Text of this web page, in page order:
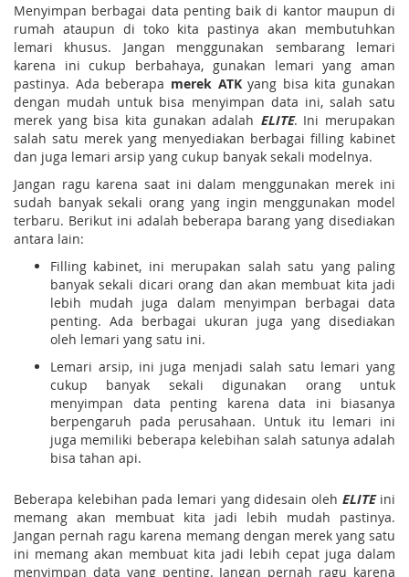
Menyimpan berbagai data penting baik di kantor maupun di
rumah ataupun di toko kita pastinya akan membutuhkan
lemari khusus. Jangan menggunakan sembarang lemari
karena ini cukup berbahaya, gunakan lemari yang aman
pastinya. Ada beberapa merek ATKyang bisa kita gunakan
dengan mudah untuk bisa menyimpan data ini, salah satu
merek yang bisa kita gunakan adalah ELITE. Ini merupakan
salah satu merek yang menyediakan berbagai filling kabinet
dan juga lemari arsip yang cukup banyak sekali modelnya.
Jangan ragu karena saat ini dalam menggunakan merek ini
sudah banyak sekali orang yang ingin menggunakan model
terbaru. Berikut ini adalah beberapa barang yang disediakan
antara lain:
Filling kabinet, ini merupakan salah satu yang paling
banyak sekali dicari orang dan akan membuat kita jadi
lebih mudah juga dalam menyimpan berbagai data
penting. Ada berbagai ukuran juga yang disediakan
oleh lemari yang satu ini.
Lemari arsip, ini juga menjadi salah satu lemari yang
cukup banyak sekali digunakan orang untuk
menyimpan data penting karena data ini biasanya
berpengaruh pada perusahaan. Untuk itu lemari ini
juga memiliki beberapa kelebihan salah satunya adalah
bisa tahan api.
Beberapa kelebihan pada lemari yang didesain oleh ELITEini
memang akan membuat kita jadi lebih mudah pastinya.
Jangan pernah ragu karena memang dengan merek yang satu
ini memang akan membuat kita jadi lebih cepat juga dalam
menyimpan data yang penting. Jangan pernah ragu karena